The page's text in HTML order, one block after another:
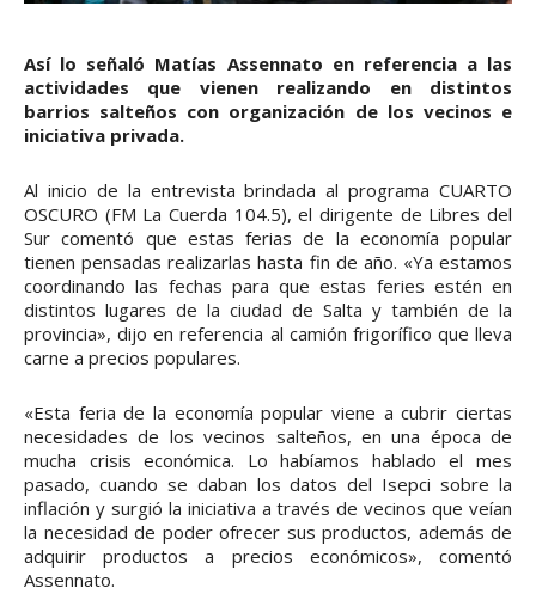
Así lo señaló Matías Assennato en referencia a las
actividades que vienen realizando en distintos
barrios salteños con organización de los vecinos e
iniciativa privada.
Al inicio de la entrevista brindada al programa CUARTO
OSCURO (FM La Cuerda 104.5), el dirigente de Libres del
Sur comentó que estas ferias de la economía popular
tienen pensadas realizarlas hasta fin de año. «Ya estamos
coordinando las fechas para que estas feries estén en
distintos lugares de la ciudad de Salta y también de la
provincia», dijo en referencia al camión frigorífico que lleva
carne a precios populares.
«Esta feria de la economía popular viene a cubrir ciertas
necesidades de los vecinos salteños, en una época de
mucha crisis económica. Lo habíamos hablado el mes
pasado, cuando se daban los datos del Isepci sobre la
inflación y surgió la iniciativa a través de vecinos que veían
la necesidad de poder ofrecer sus productos, además de
adquirir productos a precios económicos», comentó
Assennato.